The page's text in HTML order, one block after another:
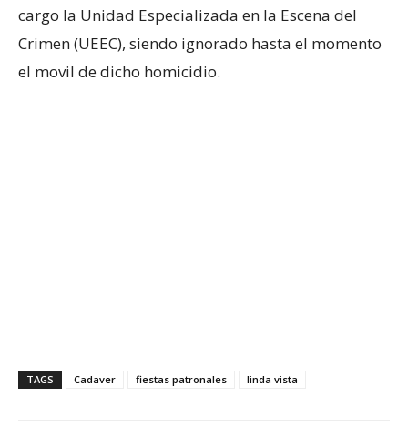
cargo la Unidad Especializada en la Escena del
Crimen (UEEC), siendo ignorado hasta el momento
el movil de dicho homicidio.
TAGS Cadaver fiestas patronales linda vista